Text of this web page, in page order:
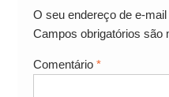
O seu endereço de e-
Campos obrigatórios são
Comentário *